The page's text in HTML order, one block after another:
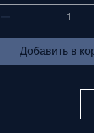
Добавить в